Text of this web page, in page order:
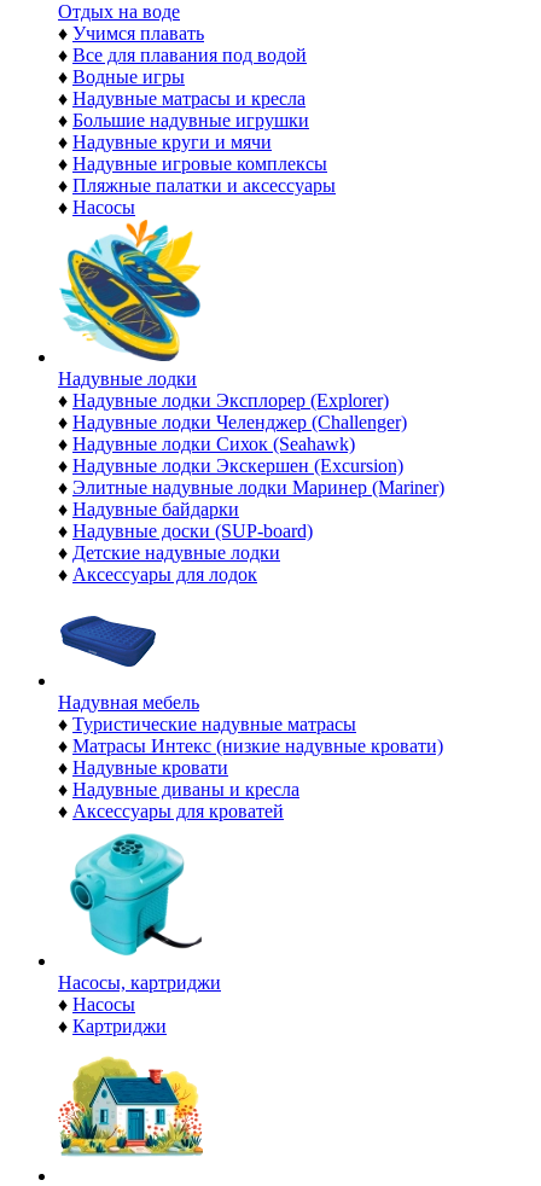
Отдых на воде
♦ Учимся плавать
♦ Все для плавания под водой
♦ Водные игры
♦ Надувные матрасы и кресла
♦ Большие надувные игрушки
♦ Надувные круги и мячи
♦ Надувные игровые комплексы
♦ Пляжные палатки и аксессуары
♦ Насосы
Надувные лодки
♦ Надувные лодки Эксплорер (Explorer)
♦ Надувные лодки Челенджер (Challenger)
♦ Надувные лодки Сихок (Seahawk)
♦ Надувные лодки Экскершен (Excursion)
♦ Элитные надувные лодки Маринер (Mariner)
♦ Надувные байдарки
♦ Надувные доски (SUP-board)
♦ Детские надувные лодки
♦ Аксессуары для лодок
Надувная мебель
♦ Туристические надувные матрасы
♦ Матрасы Интекс (низкие надувные кровати)
♦ Надувные кровати
♦ Надувные диваны и кресла
♦ Аксессуары для кроватей
Насосы, картриджи
♦ Насосы
♦ Картриджи